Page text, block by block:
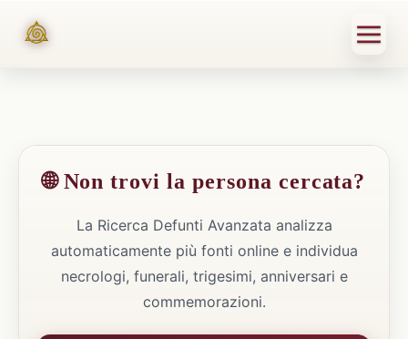
🌐 Non trovi la persona cercata?
La Ricerca Defunti Avanzata analizza
automaticamente più fonti online e individua
necrologi, funerali, trigesimi, anniversari e
commemorazioni.